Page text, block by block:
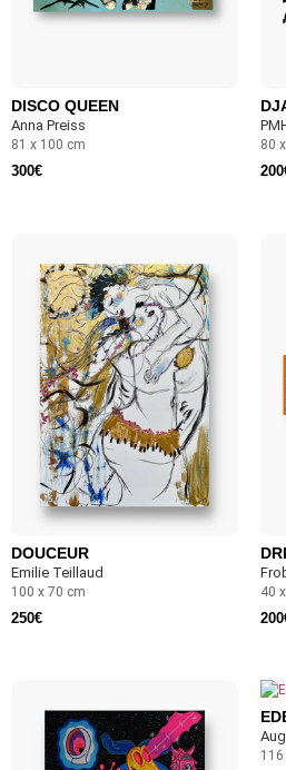
DISCO QUEEN
Anna Preiss
81 x 100 cm
300€
80
200
DOUCEUR
Emilie Teillaud
100 x 70 cm
250€
40
200